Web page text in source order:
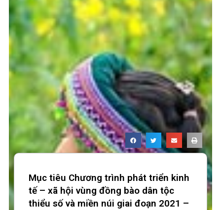
Mục tiêu Chương trình phát triển kinh
tế – xã hội vùng đồng bào dân tộc
thiểu số và miền núi giai đoạn 2021 –